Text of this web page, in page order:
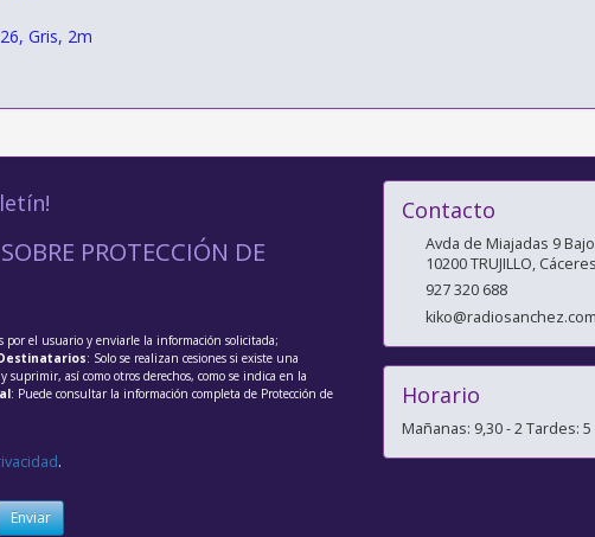
Gris, 2m
PROTECCIÓN DE
por el usuario y enviarle la información solicitada;
: Solo se realizan cesiones si existe una
suprimir, así como otros derechos, como se indica en la
: Puede consultar la información completa de Protección de
.
Enviar
Contacto
Avda de Miajadas 9 Bajo
10200TRUJILLO, Cáceres
927 320 688
kiko@radiosanchez.com
Horario
Mañanas: 9,30 - 2 Tardes: 5